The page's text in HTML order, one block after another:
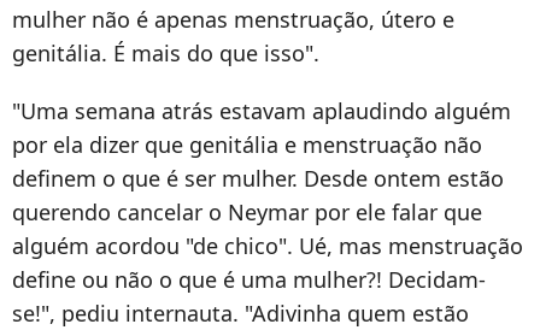
mulher não é apenas menstruação, útero e
genitália. É mais do que isso".
"Uma semana atrás estavam aplaudindo alguém
por ela dizer que genitália e menstruação não
definem o que é ser mulher. Desde ontem estão
querendo cancelar o Neymar por ele falar que
alguém acordou "de chico". Ué, mas menstruação
define ou não o que é uma mulher?! Decidam-
se!", pediu internauta. "Adivinha quem estão